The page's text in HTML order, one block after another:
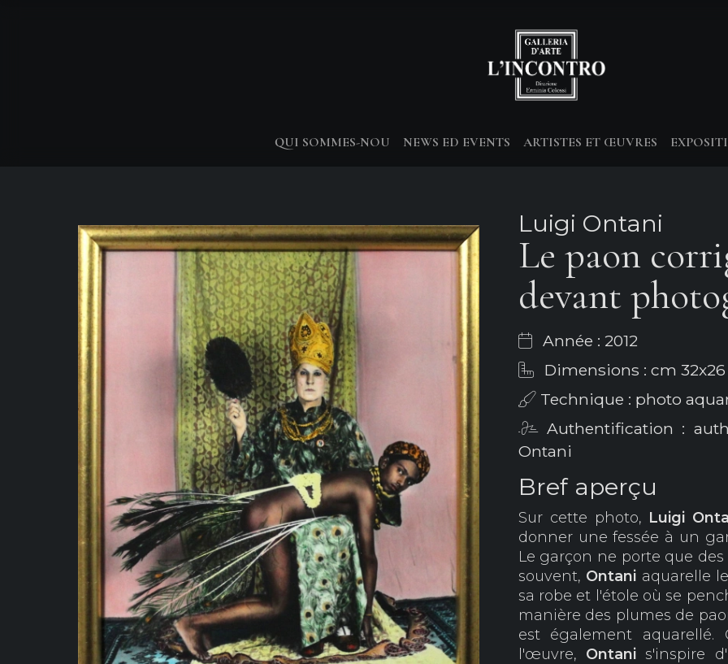
QUI SOMMES-NOU NEWS ED EVENTS ARTISTES ET ŒUVRES
Luigi Ontani
Le paon
devant
Année : 2012
Dimensions : cm 32x26
Technique : photo
Authentification :
Ontani
Bref aperçu
Sur cette photo, Luigi
donner une fessée à un
Le garçon ne porte que
souvent, Ontani aquarelle
sa robe et l'étole où se
manière des plumes de
est également aquarellé.
l'œuvre, Ontani s'inspire